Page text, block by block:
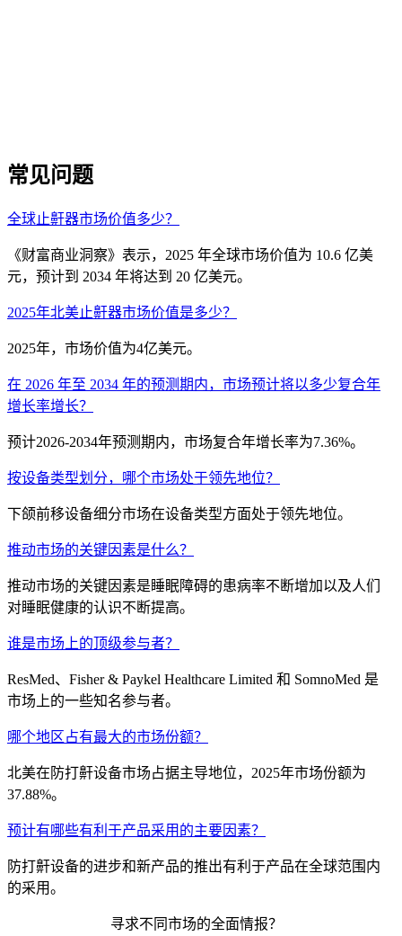
常见问题
全球止鼾器市场价值多少？
《财富商业洞察》表示，2025 年全球市场价值为 10.6 亿美
元，预计到 2034 年将达到 20 亿美元。
2025年北美止鼾器市场价值是多少？
2025年，市场价值为4亿美元。
在 2026 年至 2034 年的预测期内，市场预计将以多少复合年
增长率增长？
预计2026-2034年预测期内，市场复合年增长率为7.36%。
按设备类型划分，哪个市场处于领先地位？
下颌前移设备细分市场在设备类型方面处于领先地位。
推动市场的关键因素是什么？
推动市场的关键因素是睡眠障碍的患病率不断增加以及人们
对睡眠健康的认识不断提高。
谁是市场上的顶级参与者？
ResMed、Fisher & Paykel Healthcare Limited 和 SomnoMed 是
市场上的一些知名参与者。
哪个地区占有最大的市场份额？
北美在防打鼾设备市场占据主导地位，2025年市场份额为
37.88%。
预计有哪些有利于产品采用的主要因素？
防打鼾设备的进步和新产品的推出有利于产品在全球范围内
的采用。
寻求不同市场的全面情报？